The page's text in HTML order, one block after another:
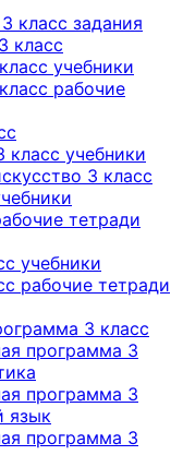
класс задания
класс
учебники
рабочие
класс учебники
3 класс
тетради
учебники
рабочие тетради
3 класс
программа 3
программа 3
язык
программа 3